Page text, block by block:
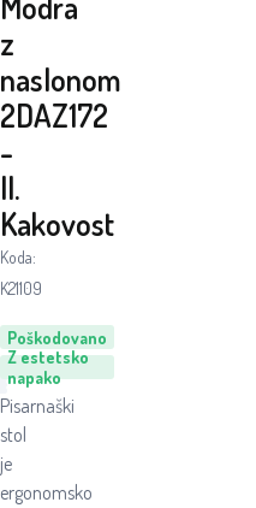
Poškodovano
Z estetsko
napako
z
naslonom
2DAZ172
-
II.
Kakovost
Koda:
K21109
Pisarnaški
stol
je
ergonomsko